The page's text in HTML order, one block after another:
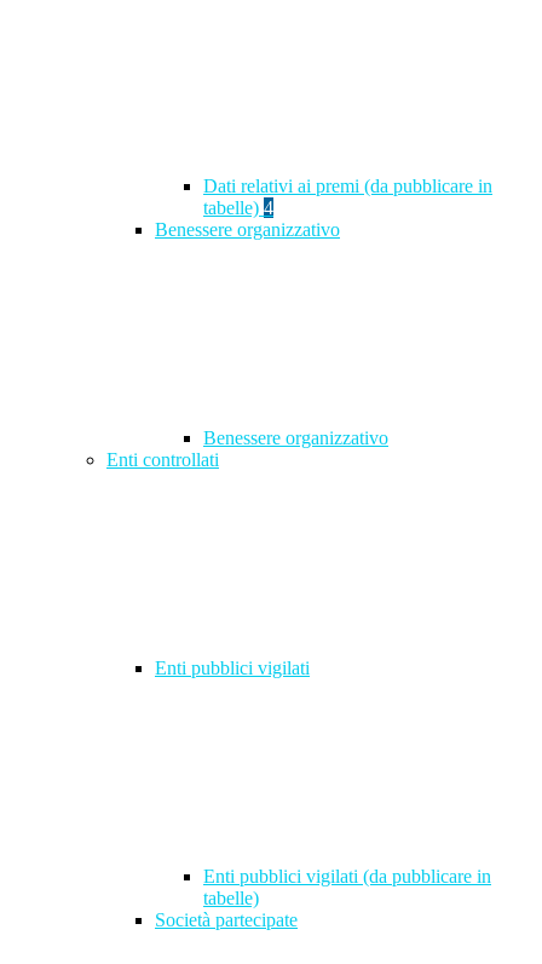
Dati relativi ai premi (da pubblicare in
tabelle) 4
Benessere organizzativo
Benessere organizzativo
Enti controllati
Enti pubblici vigilati
Enti pubblici vigilati (da pubblicare in
tabelle)
Società partecipate